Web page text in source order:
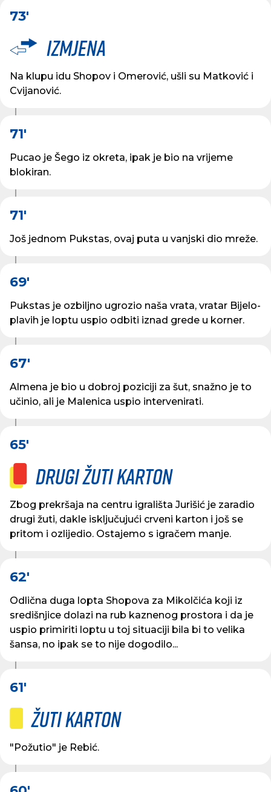
73'
Izmjena
Na klupu idu Shopov i Omerović, ušli su Matković i
Cvijanović.
71'
Pucao je Šego iz okreta, ipak je bio na vrijeme
blokiran.
71'
Još jednom Pukstas, ovaj puta u vanjski dio mreže.
69'
Pukstas je ozbiljno ugrozio naša vrata, vratar Bijelo-
plavih je loptu uspio odbiti iznad grede u korner.
67'
Almena je bio u dobroj poziciji za šut, snažno je to
učinio, ali je Malenica uspio intervenirati.
65'
Drugi žuti karton
Zbog prekršaja na centru igrališta Jurišić je zaradio
drugi žuti, dakle isključujući crveni karton i još se
pritom i ozlijedio. Ostajemo s igračem manje.
62'
Odlična duga lopta Shopova za Mikolčića koji iz
središnjice dolazi na rub kaznenog prostora i da je
uspio primiriti loptu u toj situaciji bila bi to velika
šansa, no ipak se to nije dogodilo...
61'
Žuti karton
"Požutio" je Rebić.